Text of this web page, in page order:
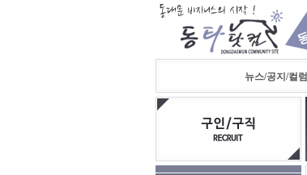
뉴스/공지/컬럼